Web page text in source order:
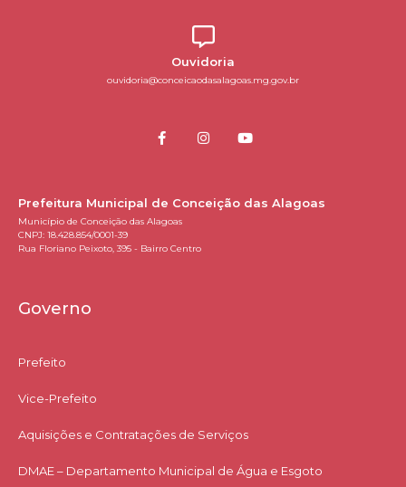
Ouvidoria
ouvidoria@conceicaodasalagoas.mg.gov.br
Prefeitura Municipal de Conceição das Alagoas
Município de Conceição das Alagoas
CNPJ: 18.428.854/0001-39
Rua Floriano Peixoto, 395 - Bairro Centro
Governo
Prefeito
Vice-Prefeito
Aquisições e Contratações de Serviços​
DMAE – Departamento Municipal de Água e Esgoto